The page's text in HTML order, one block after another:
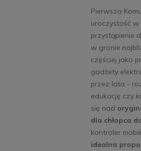
Pierwsza
uroczystość w
przystąpienie
w gronie
częściej jako
gadżety
przez lata -
edukację czy
się nad
dla chłopca
kontroler
idealna